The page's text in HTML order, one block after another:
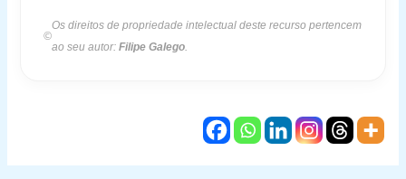
©
Os direitos de propriedade intelectual deste recurso pertencem
ao seu autor:Filipe Galego.